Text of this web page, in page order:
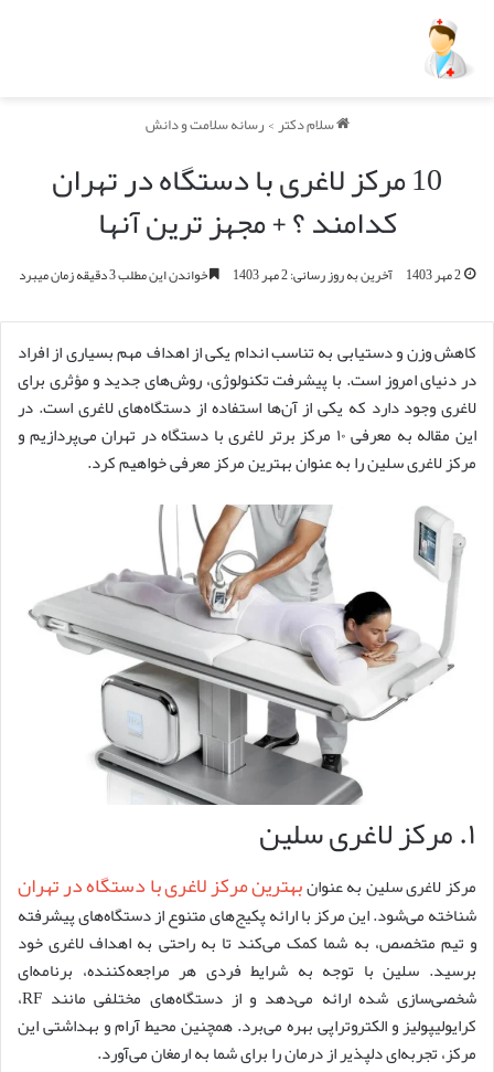
سلام دکتر>رسانه سلامت و دانش
10 مرکز لاغری با دستگاه در تهران
کدامند ؟ + مجهز ترین آنها
2 مهر 1403 آخرین به روز رسانی: 2 مهر 1403 خواندن این مطلب 3 دقیقه زمان میبرد
کاهش وزن و دستیابی به تناسب اندام یکی از اهداف مهم بسیاری از افراد
در دنیای امروز است. با پیشرفت تکنولوژی، روش‌های جدید و مؤثری برای
لاغری وجود دارد که یکی از آن‌ها استفاده از دستگاه‌های لاغری است. در
این مقاله به معرفی ۱۰ مرکز برتر لاغری با دستگاه در تهران می‌پردازیم و
مرکز لاغری سلین را به عنوان بهترین مرکز معرفی خواهیم کرد.
۱. مرکز لاغری سلین
مرکز لاغری سلین به عنوانبهترین مرکز لاغری با دستگاه در تهران
شناخته می‌شود. این مرکز با ارائه پکیج‌های متنوع از دستگاه‌های پیشرفته
و تیم متخصص، به شما کمک می‌کند تا به راحتی به اهداف لاغری خود
برسید. سلین با توجه به شرایط فردی هر مراجعه‌کننده، برنامه‌ای
شخصی‌سازی شده ارائه می‌دهد و از دستگاه‌های مختلفی مانند RF،
کرایولیپولیز و الکتروتراپی بهره می‌برد. همچنین محیط آرام و بهداشتی این
مرکز، تجربه‌ای دلپذیر از درمان را برای شما به ارمغان می‌آورد.